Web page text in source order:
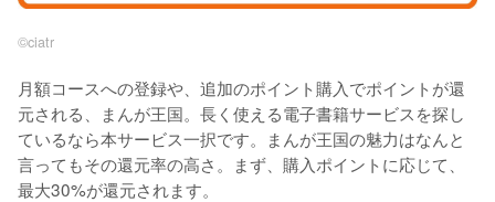
©︎ciatr
月額コースへの登録や、追加のポイント購入でポイントが還
元される、まんが王国。長く使える電子書籍サービスを探し
ているなら本サービス一択です。まんが王国の魅力はなんと
言ってもその還元率の高さ。まず、購入ポイントに応じて、
最大30%が還元されます。